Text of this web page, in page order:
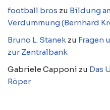
football bros zu Bildung
Verdummung (Bernhard
Bruno L. Stanek zu Fragen
zur Zentralbank
Gabriele Capponi zu Das
Röper